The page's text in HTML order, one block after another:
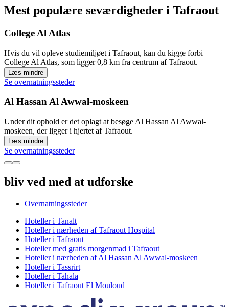
Mest populære seværdigheder i Tafraout
College Al Atlas
Hvis du vil opleve studiemiljøet i Tafraout, kan du kigge forbi
College Al Atlas, som ligger 0,8 km fra centrum af Tafraout.
Læs mindre
Se overnatningssteder
Al Hassan Al Awwal-moskeen
Under dit ophold er det oplagt at besøge Al Hassan Al Awwal-
moskeen, der ligger i hjertet af Tafraout.
Læs mindre
Se overnatningssteder
bliv ved med at udforske
Overnatningssteder
Hoteller i Tanalt
Hoteller i nærheden af Tafraout Hospital
Hoteller i Tafraout
Hoteller med gratis morgenmad i Tafraout
Hoteller i nærheden af Al Hassan Al Awwal-moskeen
Hoteller i Tassrirt
Hoteller i Tahala
Hoteller i Tafraout El Mouloud